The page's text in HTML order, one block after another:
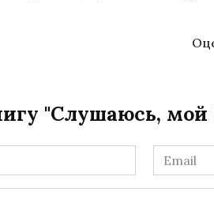
"Слушаюсь, мой
Email
*